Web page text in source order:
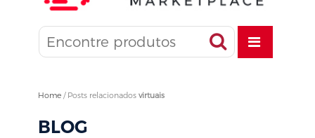
Home / Posts relacionados virtuais
BLOG